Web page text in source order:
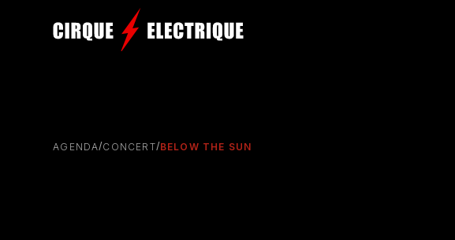
AGENDA/CONCERT/BELOW THE SUN